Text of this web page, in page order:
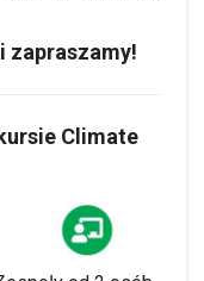
zapraszamy!
Climate